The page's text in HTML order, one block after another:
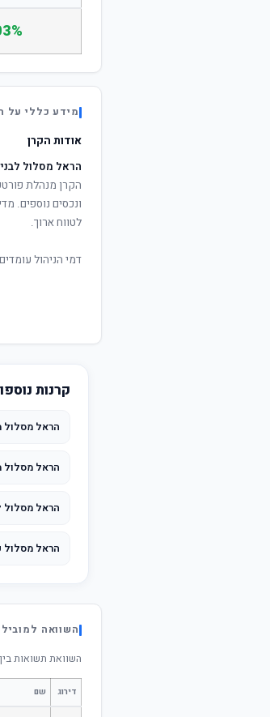
מידע כללי על
אודות הקרן
הראל מסלול לבני 60 ומעלה
הקרן מנהלת
ונכסים נוספים.
לטווח ארוך.
דמי הניהול
קרנות
הראל מסלול
הראל מסלול
הראל מסלול
הראל מסלול
השוואה
השוואת תשואות בין
דירוג שם